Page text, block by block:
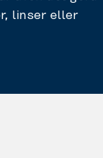
linser eller